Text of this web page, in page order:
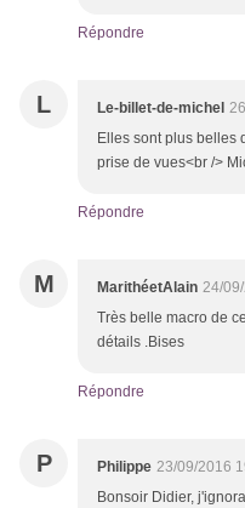
Répondre
L Le-billet-de-michel
Elles sont plus belles
prise de vues<br />
Répondre
M MarithéetAlain 24/
Très belle macro de
détails .Bises
Répondre
P Philippe 23/09/2016
Bonsoir Didier,